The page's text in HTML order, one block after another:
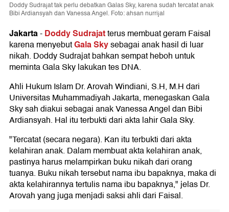
Doddy Sudrajat tak perlu debatkan Galas Sky, karena sudah tercatat anak
Bibi Ardiansyah dan Vanessa Angel. Foto: ahsan nurrijal
Jakarta-Doddy Sudrajatterus membuat geram Faisal
karena menyebutGala Skysebagai anak hasil di luar
nikah. Doddy Sudrajat bahkan sempat heboh untuk
meminta Gala Sky lakukan tes DNA.
Ahli Hukum Islam Dr. Arovah Windiani, S.H, M.H dari
Universitas Muhammadiyah Jakarta, menegaskan Gala
Sky sah diakui sebagai anak Vanessa Angel dan Bibi
Ardiansyah. Hal itu terbukti dari akta lahir Gala Sky.
"Tercatat (secara negara). Kan itu terbukti dari akta
kelahiran anak. Dalam membuat akta kelahiran anak,
pastinya harus melampirkan buku nikah dari orang
tuanya. Buku nikah tersebut nama ibu bapaknya, maka di
akta kelahirannya tertulis nama ibu bapaknya," jelas Dr.
Arovah yang juga menjadi saksi ahli dari Faisal.